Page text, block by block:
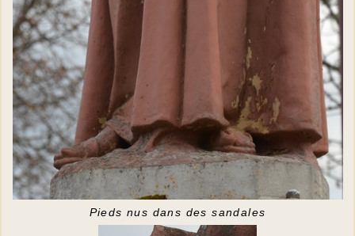
Pieds nus dans des sandales